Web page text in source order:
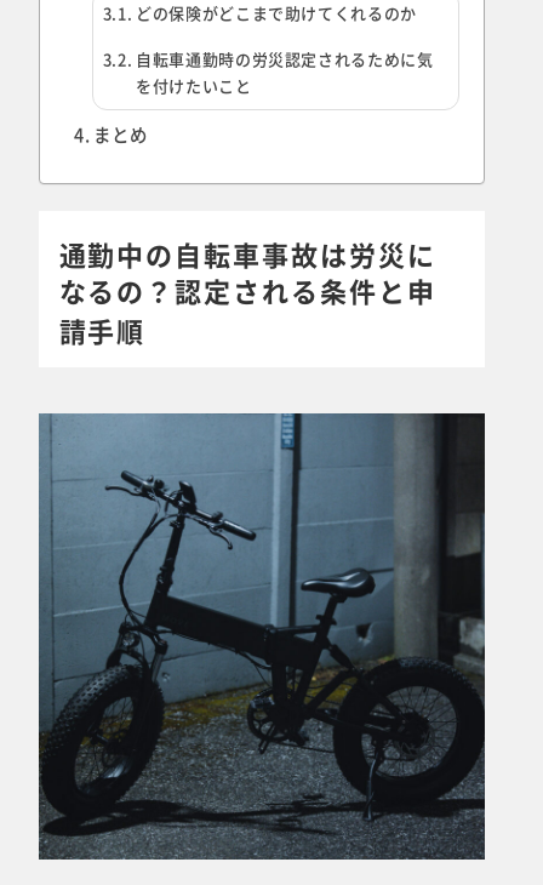
どの保険がどこまで助けてくれるのか
自転車通勤時の労災認定されるために気
を付けたいこと
まとめ
通勤中の自転車事故は労災に
なるの？認定される条件と申
請手順